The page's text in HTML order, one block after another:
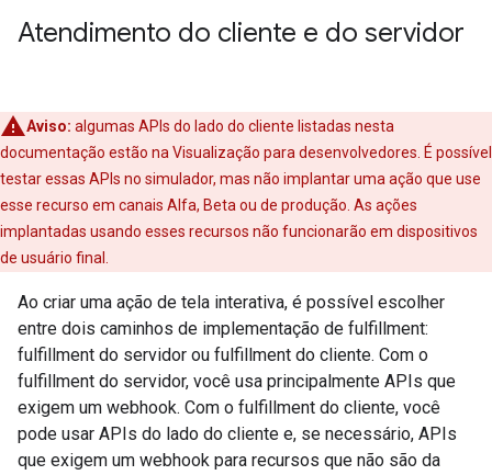
Atendimento do cliente e do servidor
Aviso: algumas APIs do lado do cliente listadas nesta
documentação estão na Visualização para desenvolvedores. É possível
testar essas APIs no simulador, mas não implantar uma ação que use
esse recurso em canais Alfa, Beta ou de produção. As ações
implantadas usando esses recursos não funcionarão em dispositivos
de usuário final.
Ao criar uma ação de tela interativa, é possível escolher
entre dois caminhos de implementação de fulfillment:
fulfillment do servidor ou fulfillment do cliente. Com o
fulfillment do servidor, você usa principalmente APIs que
exigem um webhook. Com o fulfillment do cliente, você
pode usar APIs do lado do cliente e, se necessário, APIs
que exigem um webhook para recursos que não são da